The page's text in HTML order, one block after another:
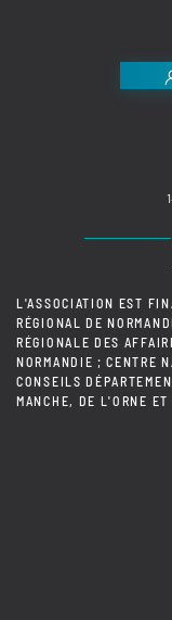
L'ASSOCIATION EST
RÉGIONAL DE
RÉGIONALE DES
NORMANDIE ; CENTRE
CONSEILS
MANCHE, DE L'ORNE